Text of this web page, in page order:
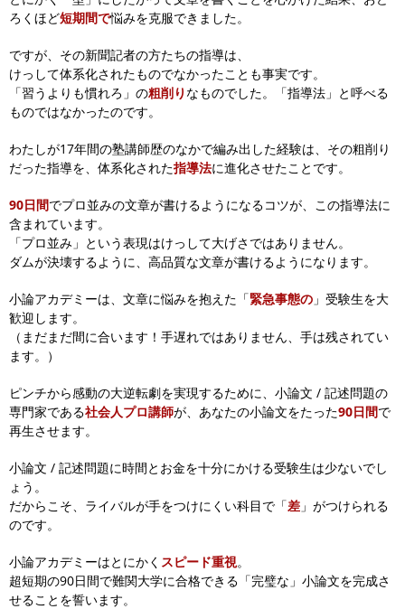
ろくほど短期間で悩みを克服できました。
ですが、その新聞記者の方たちの指導は、
けっして体系化されたものでなかったことも事実です。
「習うよりも慣れろ」の粗削り なものでした。「指導法」と呼べる
ものではなかったのです。
わたしが17年間の塾講師歴のなかで編み出した経験は、 その粗削り
だった指導を、体系化された指導法に進化させたことです。
90日間でプロ並みの文章が書けるようになるコツが、この指導法に
含まれています。
「プロ並み」という表現はけっして大げさではありません。
ダムが決壊するように、高品質な文章が書けるようになります。
小論アカデミーは、文章に悩みを抱えた「緊急事態の 」受験生を大
歓迎します。
（まだまだ間に合います！手遅れではありません、手は残されてい
ます。）
ピンチから感動の大逆転劇を実現するために、 小論文 / 記述問題の
専門家である社会人プロ講師が、 あなたの小論文をたった90日間で
再生させます。
小論文 / 記述問題に時間とお金を十分にかける受験生は少ないでし
ょう。
だからこそ、ライバルが手をつけにくい科目で「差 」がつけられる
のです。
小論アカデミーはとにかく スピード重視。
超短期の90日間で難関大学に合格できる「完璧な」小論文を完成さ
せることを誓います。